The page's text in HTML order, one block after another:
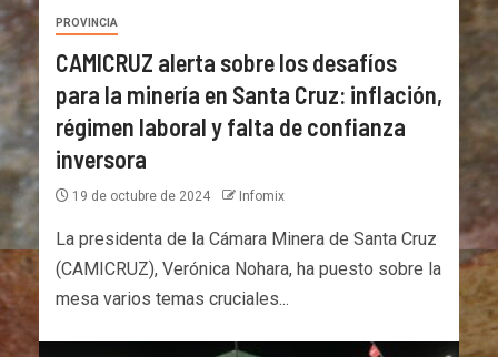
PROVINCIA
CAMICRUZ alerta sobre los desafíos
para la minería en Santa Cruz: inflación,
régimen laboral y falta de confianza
inversora
19 de octubre de 2024 Infomix
La presidenta de la Cámara Minera de Santa Cruz
(CAMICRUZ), Verónica Nohara, ha puesto sobre la
mesa varios temas cruciales...